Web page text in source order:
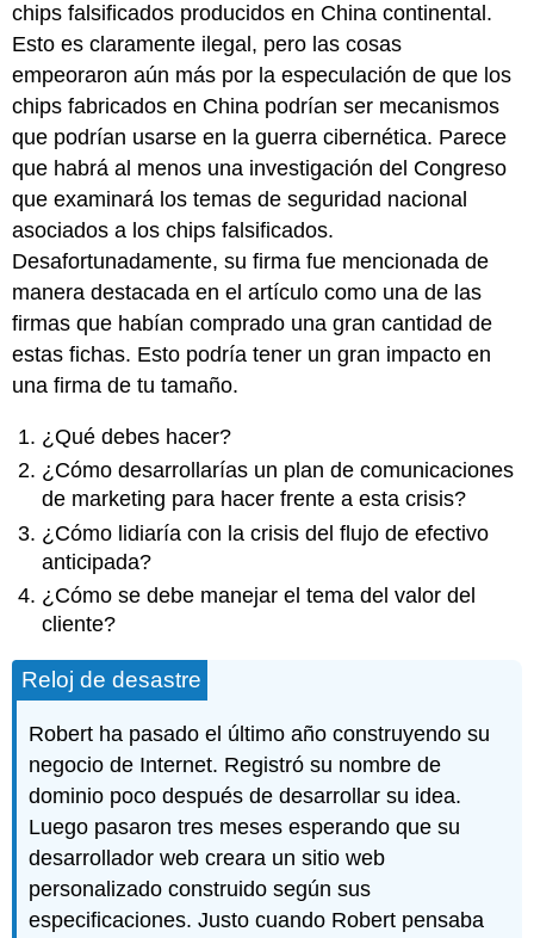
chips falsificados producidos en China continental.
Esto es claramente ilegal, pero las cosas
empeoraron aún más por la especulación de que los
chips fabricados en China podrían ser mecanismos
que podrían usarse en la guerra cibernética. Parece
que habrá al menos una investigación del Congreso
que examinará los temas de seguridad nacional
asociados a los chips falsificados.
Desafortunadamente, su firma fue mencionada de
manera destacada en el artículo como una de las
firmas que habían comprado una gran cantidad de
estas fichas. Esto podría tener un gran impacto en
una firma de tu tamaño.
¿Qué debes hacer?
¿Cómo desarrollarías un plan de comunicaciones
de marketing para hacer frente a esta crisis?
¿Cómo lidiaría con la crisis del flujo de efectivo
anticipada?
¿Cómo se debe manejar el tema del valor del
cliente?
Reloj de desastre
Robert ha pasado el último año construyendo su
negocio de Internet. Registró su nombre de
dominio poco después de desarrollar su idea.
Luego pasaron tres meses esperando que su
desarrollador web creara un sitio web
personalizado construido según sus
especificaciones. Justo cuando Robert pensaba